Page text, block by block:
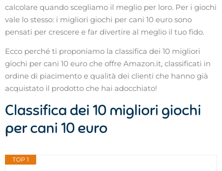
calcolare quando scegliamo il meglio per loro. Per i giochi
vale lo stesso: i migliori giochi per cani 10 euro sono
pensati per crescere e far divertire al meglio il tuo fido.
Ecco perché ti proponiamo la classifica dei 10 migliori
giochi per cani 10 euro che offre Amazon.it, classificati in
ordine di piacimento e qualità dei clienti che hanno già
acquistato il prodotto che hai adocchiato!
Classifica dei 10 migliori giochi
per cani 10 euro
TOP 1